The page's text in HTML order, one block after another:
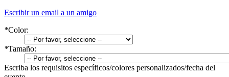
Escribir un email a un amigo
*Color:
*Tamaño:
Escriba los requisitos específicos/colores personalizados/fecha del